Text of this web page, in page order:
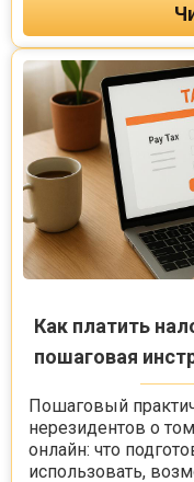
Как платить
пошаговая
Пошаговый
нерезидентов о
онлайн: что
использовать,